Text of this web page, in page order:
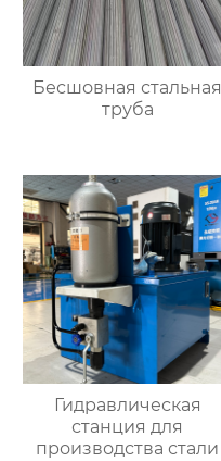
Бесшовная стальная
труба
Гидравлическая
станция для
производства стали